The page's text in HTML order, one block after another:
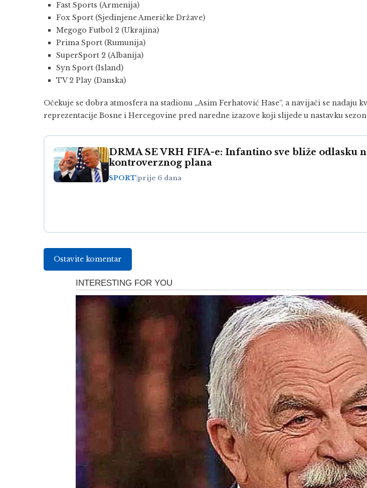
Fast Sports (Armenija)
Fox Sport (Sjedinjene Američke Države)
Megogo Futbol 2 (Ukrajina)
Prima Sport (Rumunija)
SuperSport 2 (Albanija)
Syn Sport (Island)
TV 2 Play (Danska)
Očekuje se dobra atmosfera na stadionu „Asim Ferhatović Hase“, a navijači se nadaju
reprezentacije Bosne i Hercegovine pred naredne izazove koji slijede u nastavku
DRMA SE VRH FIFA-e: Infantino sve bliže odlasku
kontroverznog plana
SPORT prije 6 dana
Ostavite komentar